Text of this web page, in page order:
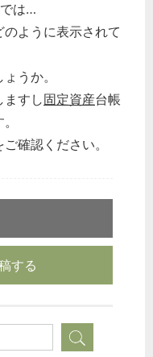
は…
のように表示されて
うか。
ますし固定資産台帳
ご確認ください。
する